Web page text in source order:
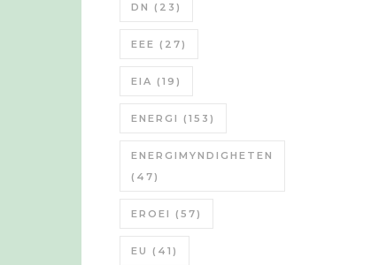
DN (23)
EEE (27)
EIA (19)
ENERGI (153)
ENERGIMYNDIGHETEN
(47)
EROEI (57)
EU (41)